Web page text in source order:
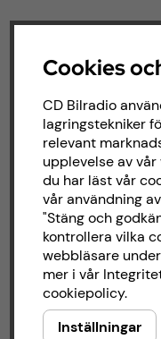
Cookies
CD Bilradio
lagringstekniker
relevant
upplevelse av
du har läst vår
vår användning
"Stäng och
kontrollera vilka
webbläsare
mer i vår
cookiepolicy.
Inställningar